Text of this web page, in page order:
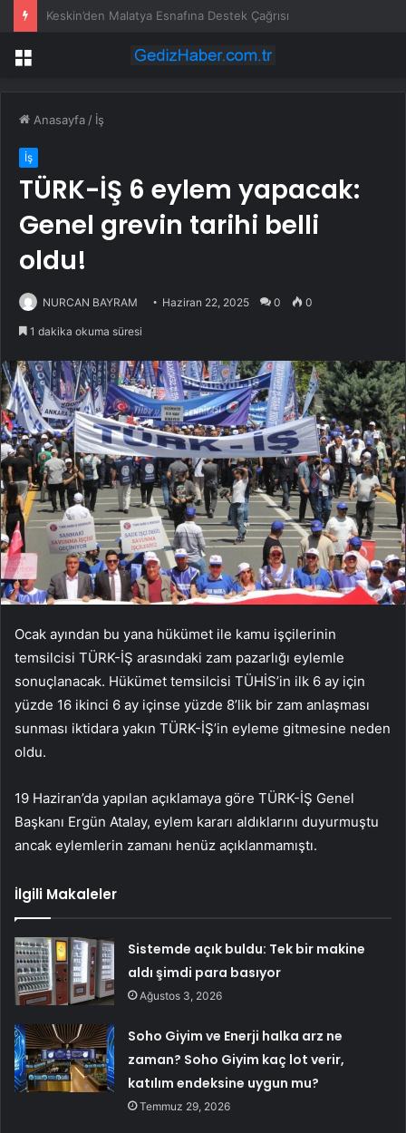
Menü
Anasayfa / İş
İş
TÜRK-İŞ 6 eylem yapacak:
Genel grevin tarihi belli
oldu!
NURCAN BAYRAM Haziran 22, 2025 0 0
1 dakika okuma süresi
Ocak ayından bu yana hükümet ile kamu işçilerinin
temsilcisi TÜRK-İŞ arasındaki zam pazarlığı eylemle
sonuçlanacak. Hükümet temsilcisi TÜHİS’in ilk 6 ay için
yüzde 16 ikinci 6 ay içinse yüzde 8’lik bir zam anlaşması
sunması iktidara yakın TÜRK-İŞ’in eyleme gitmesine neden
oldu.
19 Haziran’da yapılan açıklamaya göre TÜRK-İŞ Genel
Başkanı Ergün Atalay, eylem kararı aldıklarını duyurmuştu
ancak eylemlerin zamanı henüz açıklanmamıştı.
İlgili Makaleler
Sistemde açık buldu: Tek bir makine
aldı şimdi para basıyor
Ağustos 3, 2026
Soho Giyim ve Enerji halka arz ne
zaman? Soho Giyim kaç lot verir,
katılım endeksine uygun mu?
Temmuz 29, 2026